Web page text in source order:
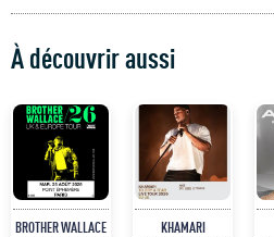
À découvrir aussi
BROTHER WALLACE KHAMARI